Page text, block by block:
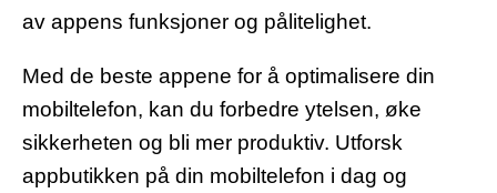
av appens funksjoner og pålitelighet.
Med de beste appene for å optimalisere din
mobiltelefon, kan du forbedre ytelsen, øke
sikkerheten og bli mer produktiv. Utforsk
appbutikken på din mobiltelefon i dag og